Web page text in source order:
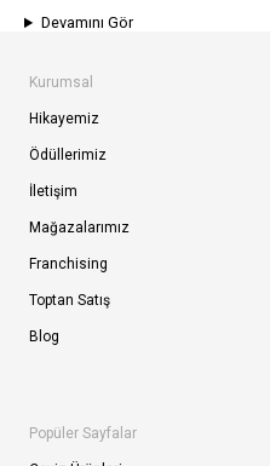
Devamını Gör
Kurumsal
Hikayemiz
Ödüllerimiz
İletişim
Mağazalarımız
Franchising
Toptan Satış
Blog
Popüler Sayfalar